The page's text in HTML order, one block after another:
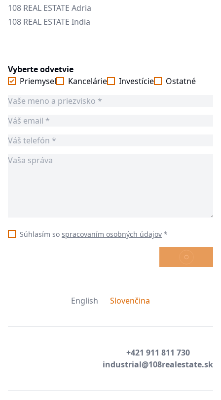
108 REAL ESTATE Adria
108 REAL ESTATE India
Vyberte odvetvie
Priemysel
Kancelárie Investície Ostatné
Súhlasím so spracovaním osobných údajov *
ODOSLAŤ
English Slovenčina
+421 911 811 730
industrial@108realestate.sk